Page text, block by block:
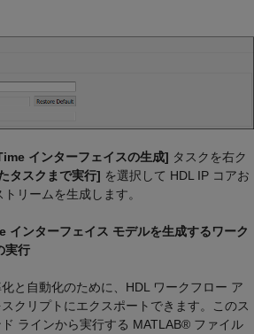
インターフェイスの生成] タスクを右ク
タスクまで実行] を選択して HDL IP コアお
リームを生成します。
ンターフェイス モデルを生成するワーク
実行
と自動化のために、HDL ワークフロー ア
クリプトにエクスポートできます。このス
ラインから実行する MATLAB® ファイル